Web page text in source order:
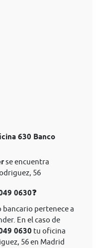
630 Banco
se encuentra
56
0630❓
bancario pertenece a
En el caso de
0630 tu oficina
56 en Madrid